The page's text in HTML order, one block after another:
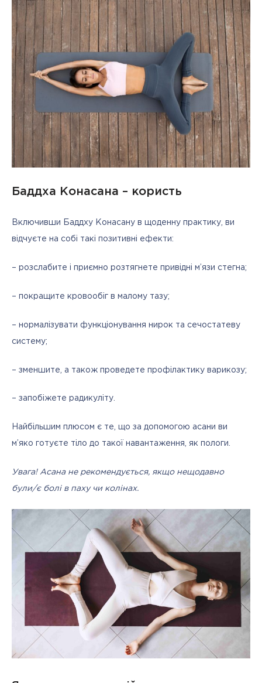
Баддха Конасана – користь
Включивши Баддху Конасану в щоденну практику, ви
відчуєте на собі такі позитивні ефекти:
– розслабите і приємно розтягнете привідні м’язи стегна;
– покращите кровообіг в малому тазу;
– нормалізувати функціонування нирок та сечостатеву
систему;
– зменшите, а також проведете профілактику варикозу;
– запобіжете радикуліту.
Найбільшим плюсом є те, що за допомогою асани ви
м’яко готуєте тіло до такої навантаження, як пологи.
Увага! Асана не рекомендується, якщо нещодавно
були/є болі в паху чи колінах.